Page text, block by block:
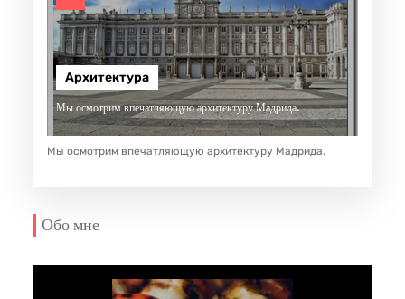
Архитектура
Мы осмотрим впечатляющую архитектуру Мадрида.
Мы осмотрим впечатляющую архитектуру Мадрида.
Обо мне